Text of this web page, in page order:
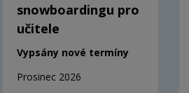
snowboardingu pro
učitele
Vypsány nové termíny
Prosinec 2026